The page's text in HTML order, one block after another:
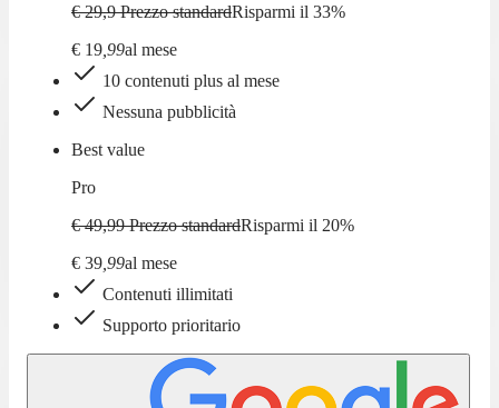
€ 29,9 Prezzo standardRisparmi il 33%
€ 19 99al mese
10 contenuti plus al mese
Nessuna pubblicità
Best value
Pro
€ 49,99 Prezzo standardRisparmi il 20%
€ 39 99al mese
Contenuti illimitati
Supporto prioritario